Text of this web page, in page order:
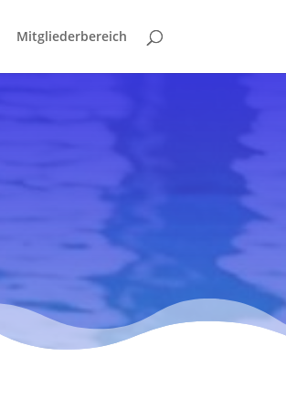
Mitgliederbereich